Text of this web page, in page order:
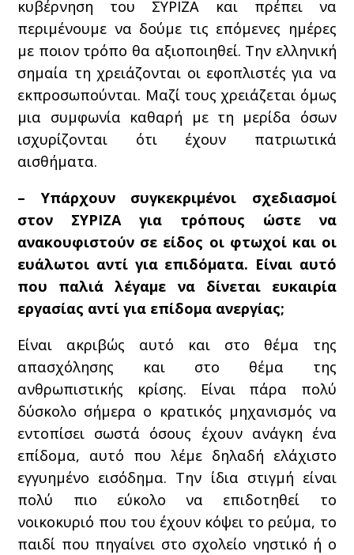
κυβέρνηση του ΣΥΡΙΖΑ και πρέπει να
περιμένουμε να δούμε τις επόμενες ημέρες
με ποιον τρόπο θα αξιοποιηθεί. Την ελληνική
σημαία τη χρειάζονται οι εφοπλιστές για να
εκπροσωπούνται. Μαζί τους χρειάζεται όμως
μια συμφωνία καθαρή με τη μερίδα όσων
ισχυρίζονται ότι έχουν πατριωτικά
αισθήματα.
– Υπάρχουν συγκεκριμένοι σχεδιασμοί
στον ΣΥΡΙΖΑ για τρόπους ώστε να
ανακουφιστούν σε είδος οι φτωχοί και οι
ευάλωτοι αντί για επιδόματα. Είναι αυτό
που παλιά λέγαμε να δίνεται ευκαιρία
εργασίας αντί για επίδομα ανεργίας;
Είναι ακριβώς αυτό και στο θέμα της
απασχόλησης και στο θέμα της
ανθρωπιστικής κρίσης. Είναι πάρα πολύ
δύσκολο σήμερα ο κρατικός μηχανισμός να
εντοπίσει σωστά όσους έχουν ανάγκη ένα
επίδομα, αυτό που λέμε δηλαδή ελάχιστο
εγγυημένο εισόδημα. Την ίδια στιγμή είναι
πολύ πιο εύκολο να επιδοτηθεί το
νοικοκυριό που του έχουν κόψει το ρεύμα, το
παιδί που πηγαίνει στο σχολείο νηστικό ή ο